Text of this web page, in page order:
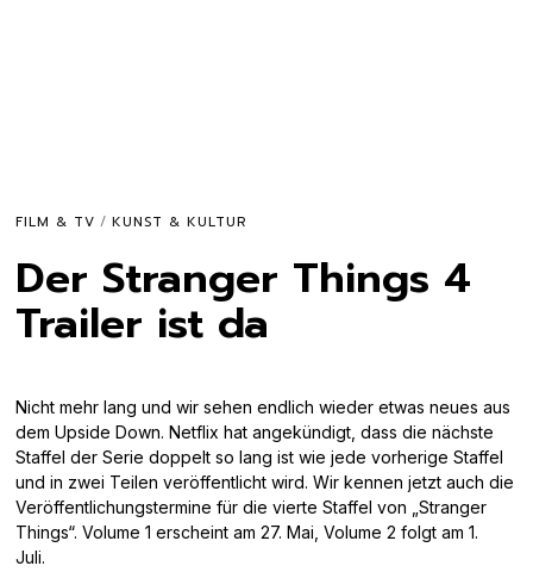
FILM & TV / KUNST & KULTUR
Der Stranger Things 4
Trailer ist da
Nicht mehr lang und wir sehen endlich wieder etwas neues aus
dem Upside Down. Netflix hat angekündigt, dass die nächste
Staffel der Serie doppelt so lang ist wie jede vorherige Staffel
und in zwei Teilen veröffentlicht wird. Wir kennen jetzt auch die
Veröffentlichungstermine für die vierte Staffel von „Stranger
Things“. Volume 1 erscheint am 27. Mai, Volume 2 folgt am 1.
Juli.